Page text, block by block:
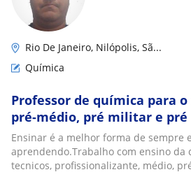
Rio De Janeiro, Nilópolis, Sã...
Química
Professor de química para
pré-médio, pré militar e pré
Ensinar é a melhor forma de sempre
aprendendo.Trabalho com ensino da
tecnicos, profissionalizante, médio,